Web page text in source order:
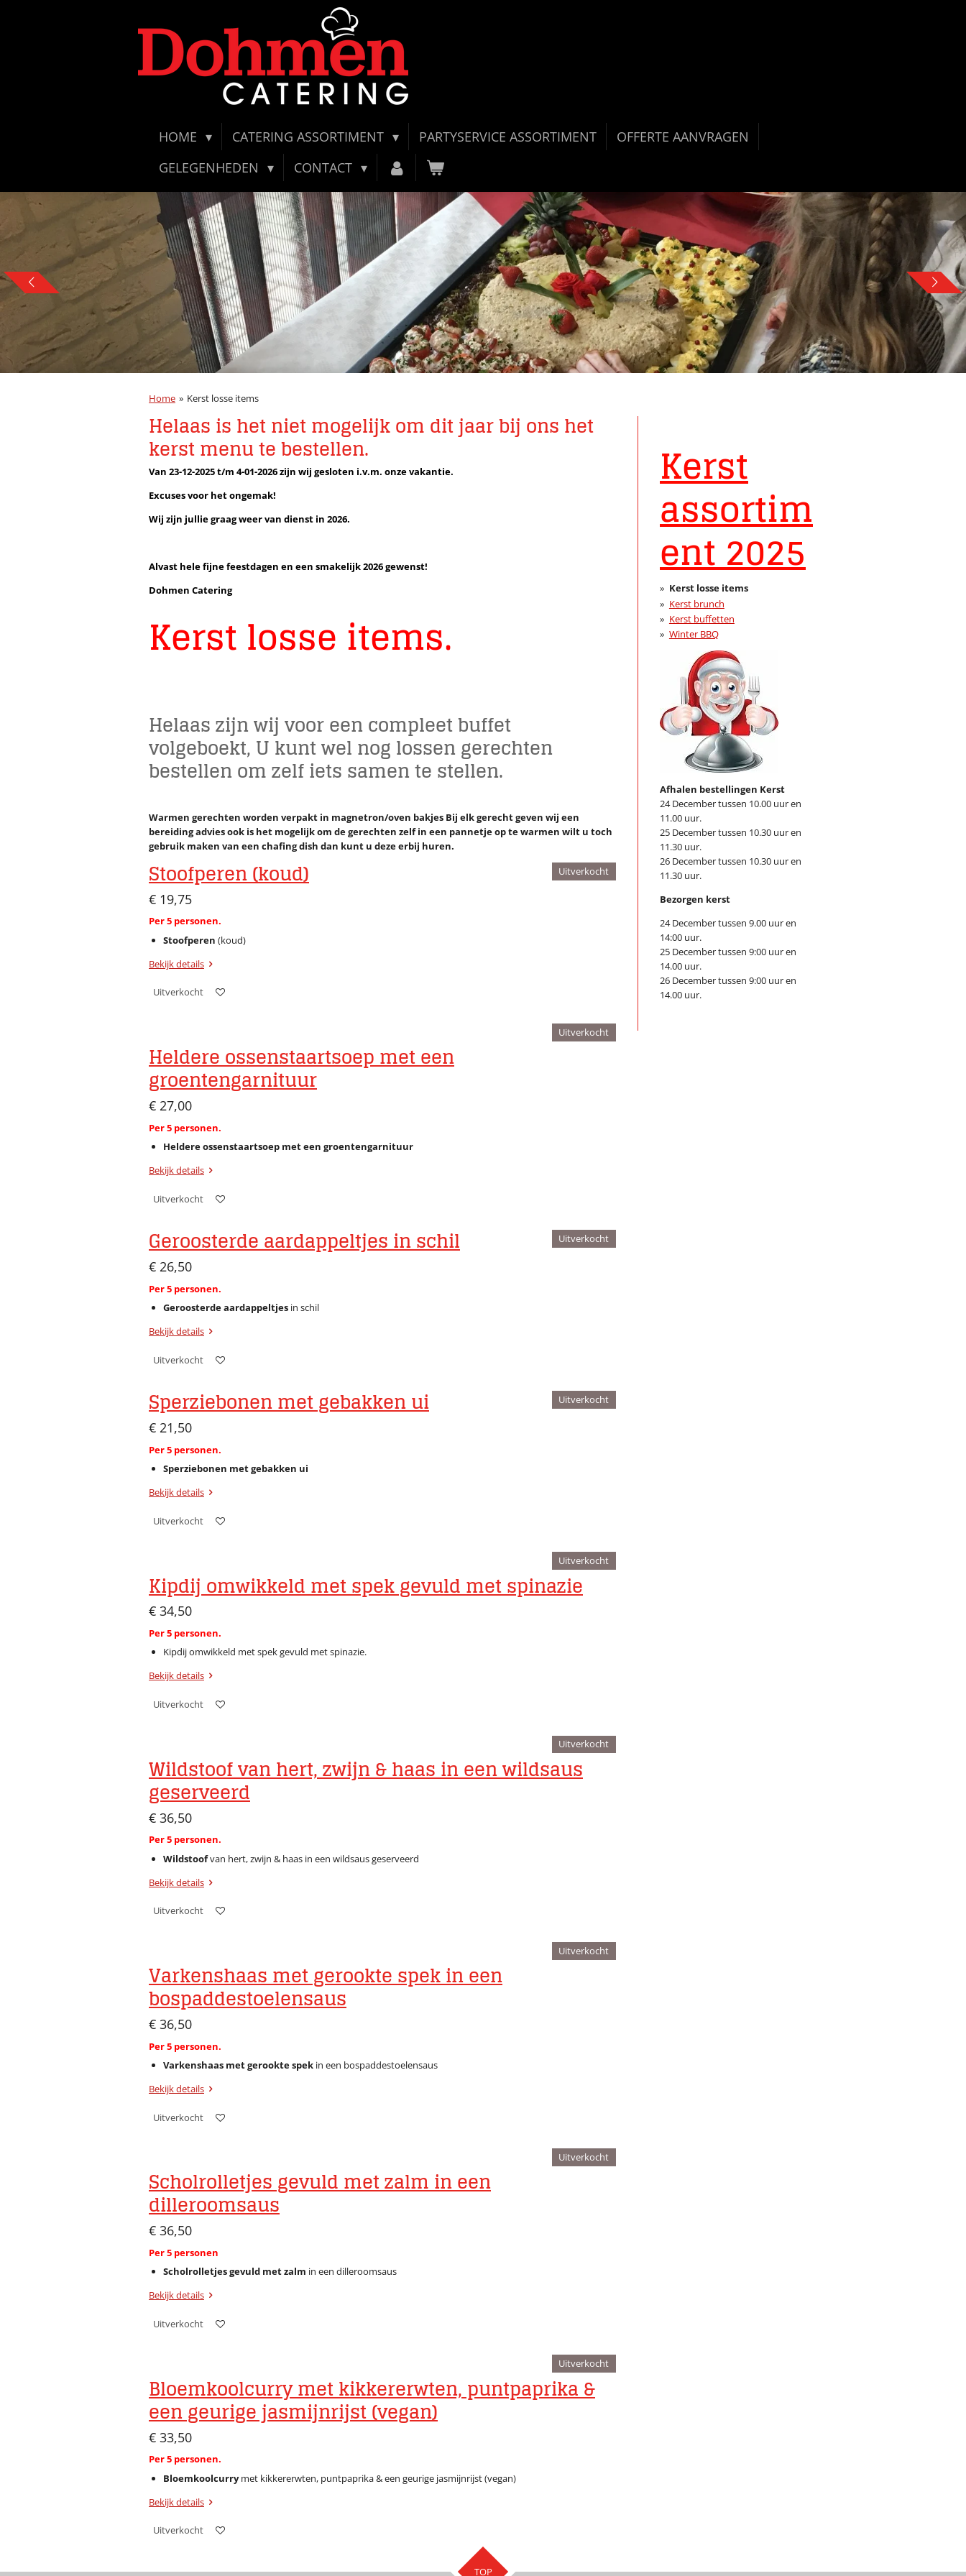
HOME CATERING ASSORTIMENT PARTYSERVICE ASSORTIMENT
OFFERTE AANVRAGEN
GELEGENHEDEN
CONTACT
Home » Kerst losse items
Helaas is het niet mogelijk om dit jaar bij ons het
kerst menu te bestellen.
Van 23-12-2025 t/m 4-01-2026 zijn wij gesloten i.v.m. onze vakantie.
Excuses voor het ongemak!
Wij zijn jullie graag weer van dienst in 2026.
Alvast hele fijne feestdagen en een smakelijk 2026 gewenst!
Dohmen Catering
Kerst losse items.
Helaas zijn wij voor een compleet buffet
volgeboekt, U kunt wel nog lossen gerechten
bestellen om zelf iets samen te stellen.
Warmen gerechten worden verpakt in magnetron/oven bakjes Bij elk gerecht geven wij een
bereiding advies ook is het mogelijk om de gerechten zelf in een pannetje op te warmen wilt u toch
gebruik maken van een chafing dish dan kunt u deze erbij huren.
Uitverkocht
Stoofperen (koud)
€ 19,75
Per 5 personen.
Stoofperen (koud)
Bekijk details
Uitverkocht
Uitverkocht
Heldere ossenstaartsoep met een
groentengarnituur
€ 27,00
Per 5 personen.
Heldere ossenstaartsoep met een groentengarnituur
Bekijk details
Uitverkocht
Uitverkocht
Geroosterde aardappeltjes in schil
€ 26,50
Per 5 personen.
Geroosterde aardappeltjesin schil
Bekijk details
Uitverkocht
Uitverkocht
Sperziebonen met gebakken ui
€ 21,50
Per 5 personen.
Sperziebonen met gebakken ui
Bekijk details
Uitverkocht
Uitverkocht
Kipdij omwikkeld met spek gevuld met spinazie
€ 34,50
Per 5 personen.
Kipdij omwikkeld met spek gevuld met spinazie.
Bekijk details
Uitverkocht
Uitverkocht
Wildstoof van hert, zwijn & haas in een wildsaus
geserveerd
€ 36,50
Per 5 personen.
Wildstoofvan hert, zwijn & haas in een wildsaus geserveerd
Bekijk details
Uitverkocht
Uitverkocht
Varkenshaas met gerookte spek in een
bospaddestoelensaus
€ 36,50
Per 5 personen.
Varkenshaas met gerookte spekin een bospaddestoelensaus
Bekijk details
Uitverkocht
Uitverkocht
Scholrolletjes gevuld met zalm in een
dilleroomsaus
€ 36,50
Per 5 personen
Scholrolletjes gevuld met zalm in een dilleroomsaus
Bekijk details
Uitverkocht
Uitverkocht
Bloemkoolcurry met kikkererwten, puntpaprika &
een geurige jasmijnrijst (vegan)
€ 33,50
Per 5 personen.
Bloemkoolcurrymet kikkererwten, puntpaprika & een geurige jasmijnrijst (vegan)
Bekijk details
Uitverkocht
Kerst
assortim
ent 2025
Kerst losse items
Kerst brunch
Kerst buffetten
Winter BBQ
Afhalen bestellingen Kerst
24 December tussen 10.00 uur en
11.00 uur.
25 December tussen 10.30 uur en
11.30 uur.
26 December tussen 10.30 uur en
11.30 uur.
Bezorgen kerst
24 December tussen 9.00 uur en
14:00 uur.
25 December tussen 9:00 uur en
14.00 uur.
26 December tussen 9:00 uur en
14.00 uur.
TOP